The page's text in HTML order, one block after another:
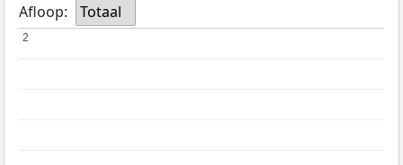
Afloop: Totaal
2
2